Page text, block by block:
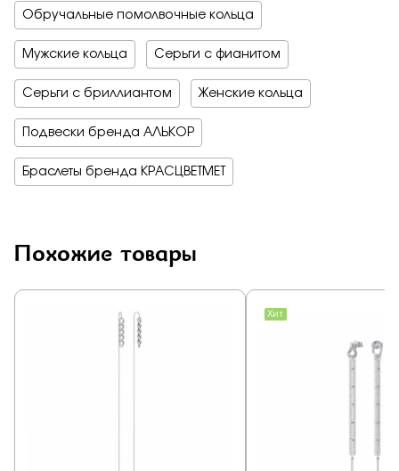
Обручальные помолвочные кольца
Мужские кольца Серьги с фианитом
Серьги с бриллиантом Женские кольца
Подвески бренда АЛЬКОР
Браслеты бренда КРАСЦВЕТМЕТ
Похожие товары